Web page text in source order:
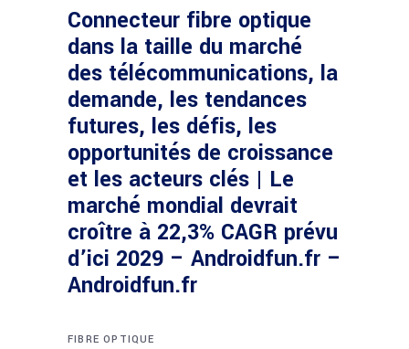
Connecteur fibre optique
dans la taille du marché
des télécommunications, la
demande, les tendances
futures, les défis, les
opportunités de croissance
et les acteurs clés | Le
marché mondial devrait
croître à 22,3% CAGR prévu
d’ici 2029 – Androidfun.fr –
Androidfun.fr
FIBRE OPTIQUE